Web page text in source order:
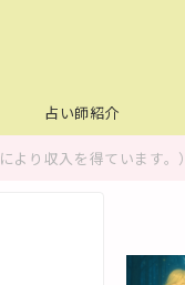
占い師紹介
り収入を得ています。）